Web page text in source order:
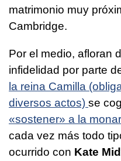
matrimonio muy
Cambridge.
Por el medio, afloran
infidelidad por parte
la reina Camilla
diversos actos) se
«sostener» a la
cada vez más todo
ocurrido con Kate